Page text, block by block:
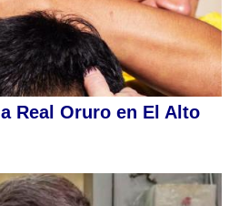
Real Oruro en El Alto